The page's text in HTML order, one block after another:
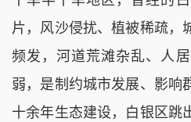
片，风沙侵扰、植被稀疏，
频发，河道荒滩杂乱、人
弱，是制约城市发展、影响
十余年生态建设，白银区跳